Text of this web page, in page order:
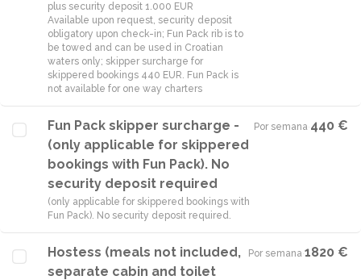
plus security deposit 1.000 EUR
Available upon request, security deposit
obligatory upon check-in; Fun Pack rib is to
be towed and can be used in Croatian
waters only; skipper surcharge for
skippered bookings 440 EUR. Fun Pack is
not available for one way charters
Fun Pack skipper surcharge -
(only applicable for skippered
bookings with Fun Pack). No
security deposit required
(only applicable for skippered bookings with
Fun Pack). No security deposit required.
Por semana·440 €
Hostess (meals not included,
separate cabin and toilet
Por semana·1820 €